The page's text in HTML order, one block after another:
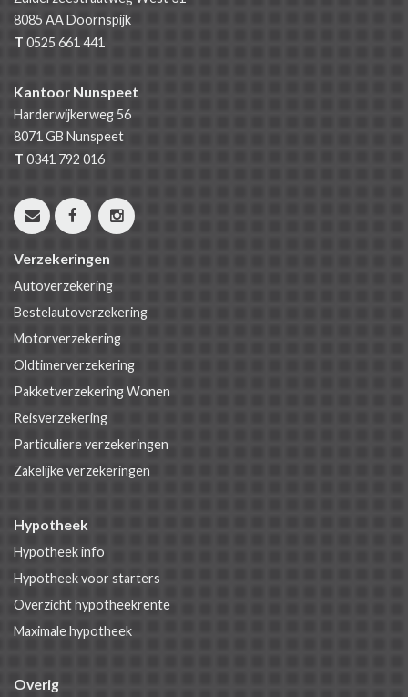
8085 AADoornspijk
T 0525 661 441
Kantoor Nunspeet
Harderwijkerweg 56
8071 GB Nunspeet
T 0341 792 016
Verzekeringen
Autoverzekering
Bestelautoverzekering
Motorverzekering
Oldtimerverzekering
Pakketverzekering Wonen
Reisverzekering
Particuliere verzekeringen
Zakelijke verzekeringen
Hypotheek
Hypotheek info
Hypotheek voor starters
Overzicht hypotheekrente
Maximale hypotheek
Overig